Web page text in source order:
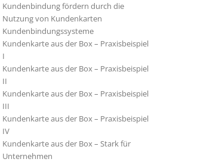
Kundenbindung fördern durch die
Nutzung von Kundenkarten
Kundenbindungssysteme
Kundenkarte aus der Box – Praxisbeispiel
I
Kundenkarte aus der Box – Praxisbeispiel
II
Kundenkarte aus der Box – Praxisbeispiel
III
Kundenkarte aus der Box – Praxisbeispiel
IV
Kundenkarte aus der Box – Stark für
Unternehmen